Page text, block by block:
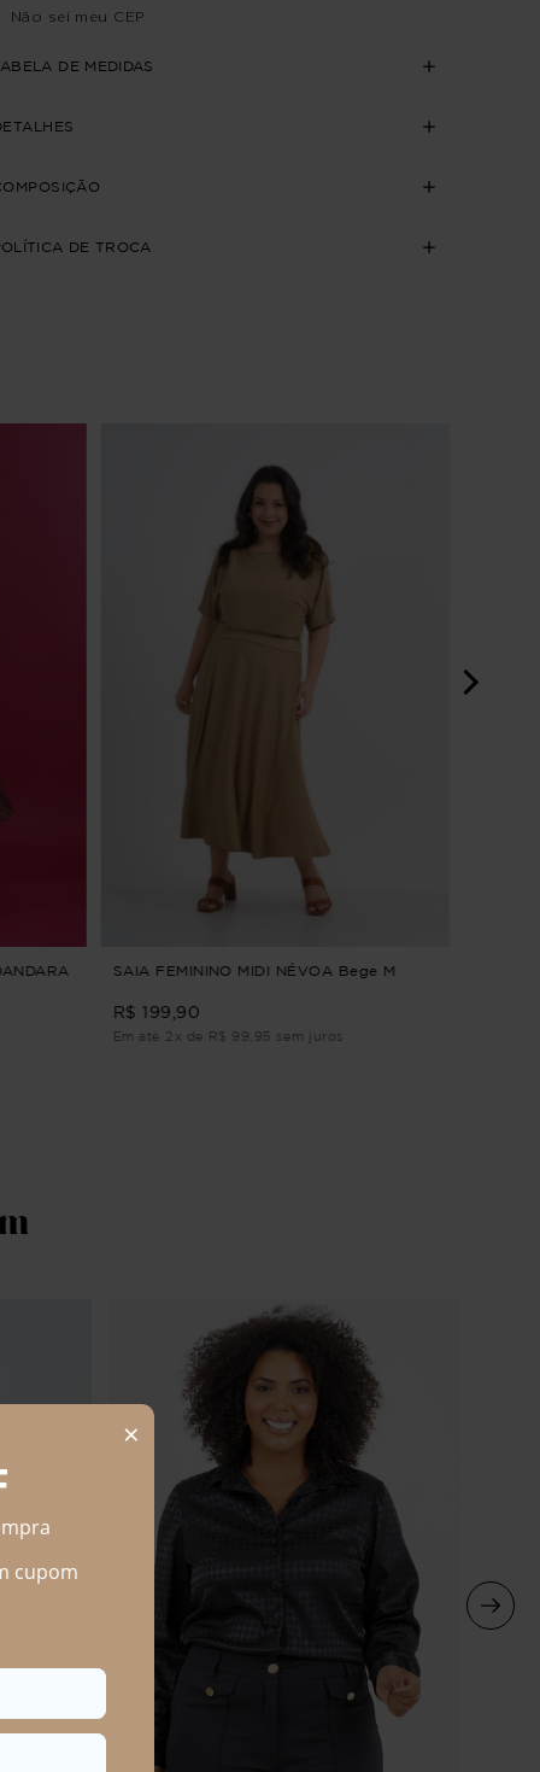
Não sei meu CEP
DE MEDIDAS
DE TROCA
SAIA FEMININO MIDI NÉVOA Bege M
R$ 199,90
Em até 2x de R$ 99,95 sem juros